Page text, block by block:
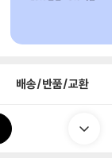
배송/반품/교환